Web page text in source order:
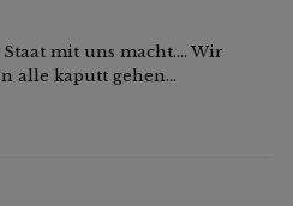
mit uns macht…. Wir
alle kaputt gehen…